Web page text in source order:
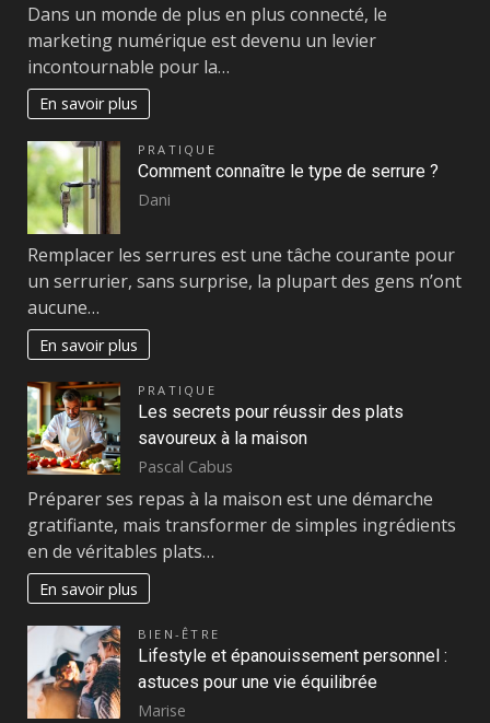
Dans un monde de plus en plus connecté, le
marketing numérique est devenu un levier
incontournable pour la…
En savoir plus
PRATIQUE
Comment connaître le type de serrure ?
Dani
Remplacer les serrures est une tâche courante pour
un serrurier, sans surprise, la plupart des gens n’ont
aucune…
En savoir plus
PRATIQUE
Les secrets pour réussir des plats
savoureux à la maison
Pascal Cabus
Préparer ses repas à la maison est une démarche
gratifiante, mais transformer de simples ingrédients
en de véritables plats…
En savoir plus
BIEN-ÊTRE
Lifestyle et épanouissement personnel :
astuces pour une vie équilibrée
Marise